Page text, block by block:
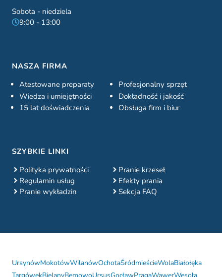
Sobota - niedziela
9:00 - 13:00
NASZA FIRMA
Atestowane preparaty
Wiedza i umiejętności
15 lat doświadczenia
Profesjonalny sprzęt
Dokładność i jakość
Obsługa firm i biur
SZYBKIE LINKI
Polityka prywatności
Regulamin usług
Pranie wykładzin
Pranie krzeseł
Efekty prania
Sekcja FAQ
UrsynówMokotówWilanówOchotaŚródmieścieWolaBiałołęka
TargówekBielanyBemowoUrsusGocławPragaWawerWesoła